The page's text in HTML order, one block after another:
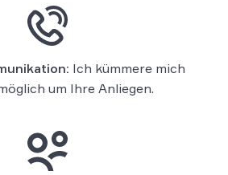
Ich kümmere mich
um Ihre Anliegen.